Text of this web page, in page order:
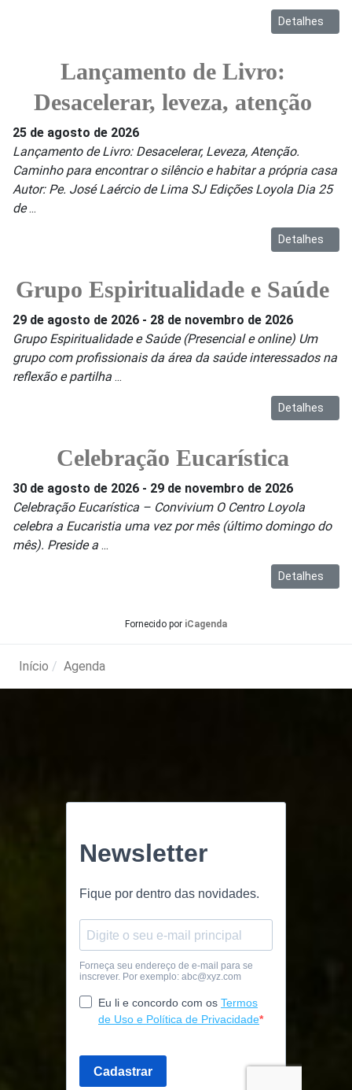
Detalhes
Lançamento de Livro:
Desacelerar, leveza, atenção
25 de agosto de 2026
Lançamento de Livro: Desacelerar, Leveza, Atenção.
Caminho para encontrar o silêncio e habitar a própria casa
Autor: Pe. José Laércio de Lima SJ Edições Loyola Dia 25
de...
Detalhes
Grupo Espiritualidade e Saúde
29 de agosto de 2026 - 28 de novembro de 2026
Grupo Espiritualidade e Saúde (Presencial e online) Um
grupo com profissionais da área da saúde interessados na
reflexão e partilha ...
Detalhes
Celebração Eucarística
30 de agosto de 2026 - 29 de novembro de 2026
Celebração Eucarística – Convivium O Centro Loyola
celebra a Eucaristia uma vez por mês (último domingo do
mês). Preside a ...
Detalhes
Fornecido por iCagenda
Início Agenda